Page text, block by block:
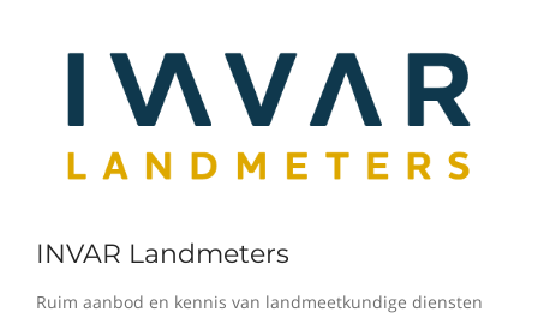
INVAR Landmeters
Ruim aanbod en kennis van landmeetkundige diensten